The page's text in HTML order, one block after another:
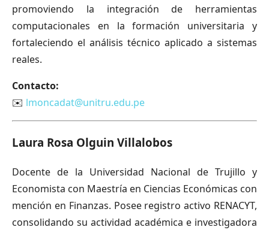
promoviendo la integración de herramientas
computacionales en la formación universitaria y
fortaleciendo el análisis técnico aplicado a sistemas
reales.
Contacto:
✉️ lmoncadat@unitru.edu.pe
Laura Rosa Olguin Villalobos
Docente de la Universidad Nacional de Trujillo y
Economista con Maestría en Ciencias Económicas con
mención en Finanzas. Posee registro activo RENACYT,
consolidando su actividad académica e investigadora